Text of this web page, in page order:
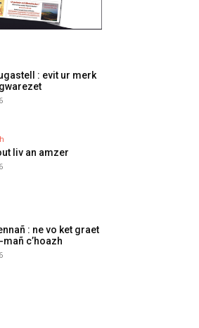
: evit ur merk
liv an amzer
: ne vo ket graet
c’hoazh